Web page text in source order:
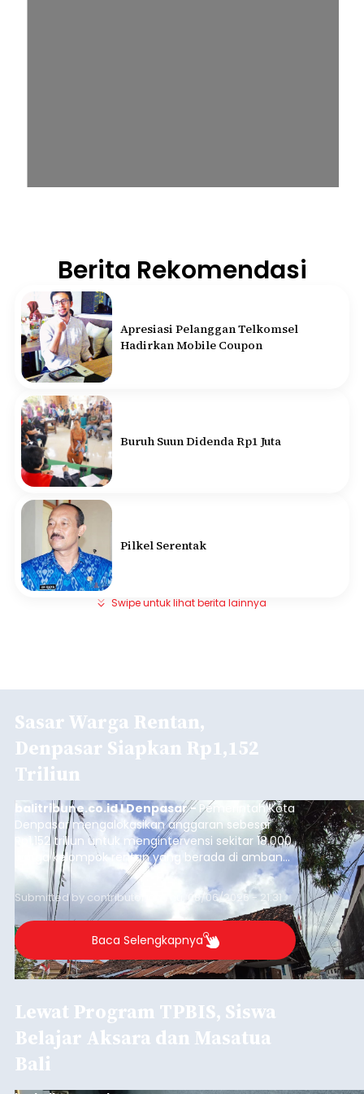
Berita Rekomendasi
Apresiasi Pelanggan Telkomsel
Hadirkan Mobile Coupon
Buruh Suun Didenda Rp1 Juta
Pilkel Serentak
Swipe untuk lihat berita lainnya
Sasar Warga Rentan,
Denpasar Siapkan Rp1,152
Triliun
balitribune.co.id I Denpasar - Pemerintah Kota
Denpasar mengalokasikan anggaran sebesar
Rp1,152 triliun untuk mengintervensi sekitar 18.000
warga kelompok rentan yang berada di ambang
garis kemiskinan. Langkah strategis ini diambil
guna menjaga masyarakat yang berada pada
kelompok desil 5 dan 6 tersebut agar tidak
merosot ke kategori miskin.
Submitted by contributor Thu, 08/06/2026 - 21:31
Baca Selengkapnya
Lewat Program TPBIS, Siswa
Belajar Aksara dan Masatua
Bali